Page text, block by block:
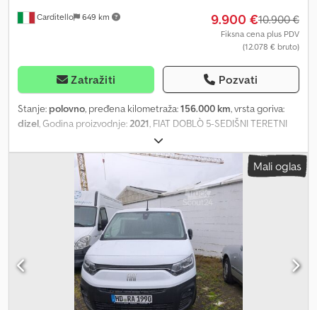
Carditello 649 km 9.900 €10.900 €
Fiksna cena plus PDV
(12.078 € bruto)
Zatražiti Pozvati
Stanje: polovno, pređena kilometraža:156.000 km, vrsta goriva:
dizel, Godina proizvodnje:2021, FIAT DOBLÒ 5-SEDIŠNI TERETNI
AUTOMOBIL, GODIŠTE 2021, MOTOR 1.3MJT SA 95KS, 156.000 KM,
KLIMA UREĐAJ, TOUCH RADIO, KOMANDE NA VOLANU, DUPLA
BOČNA VRATA, JEDAN VLASNIK, 1 GODINA GARANCIJE,
MOGUĆNOST FINANSIRANJA. Dodpey Itpbefx Aqieck
Mali oglas